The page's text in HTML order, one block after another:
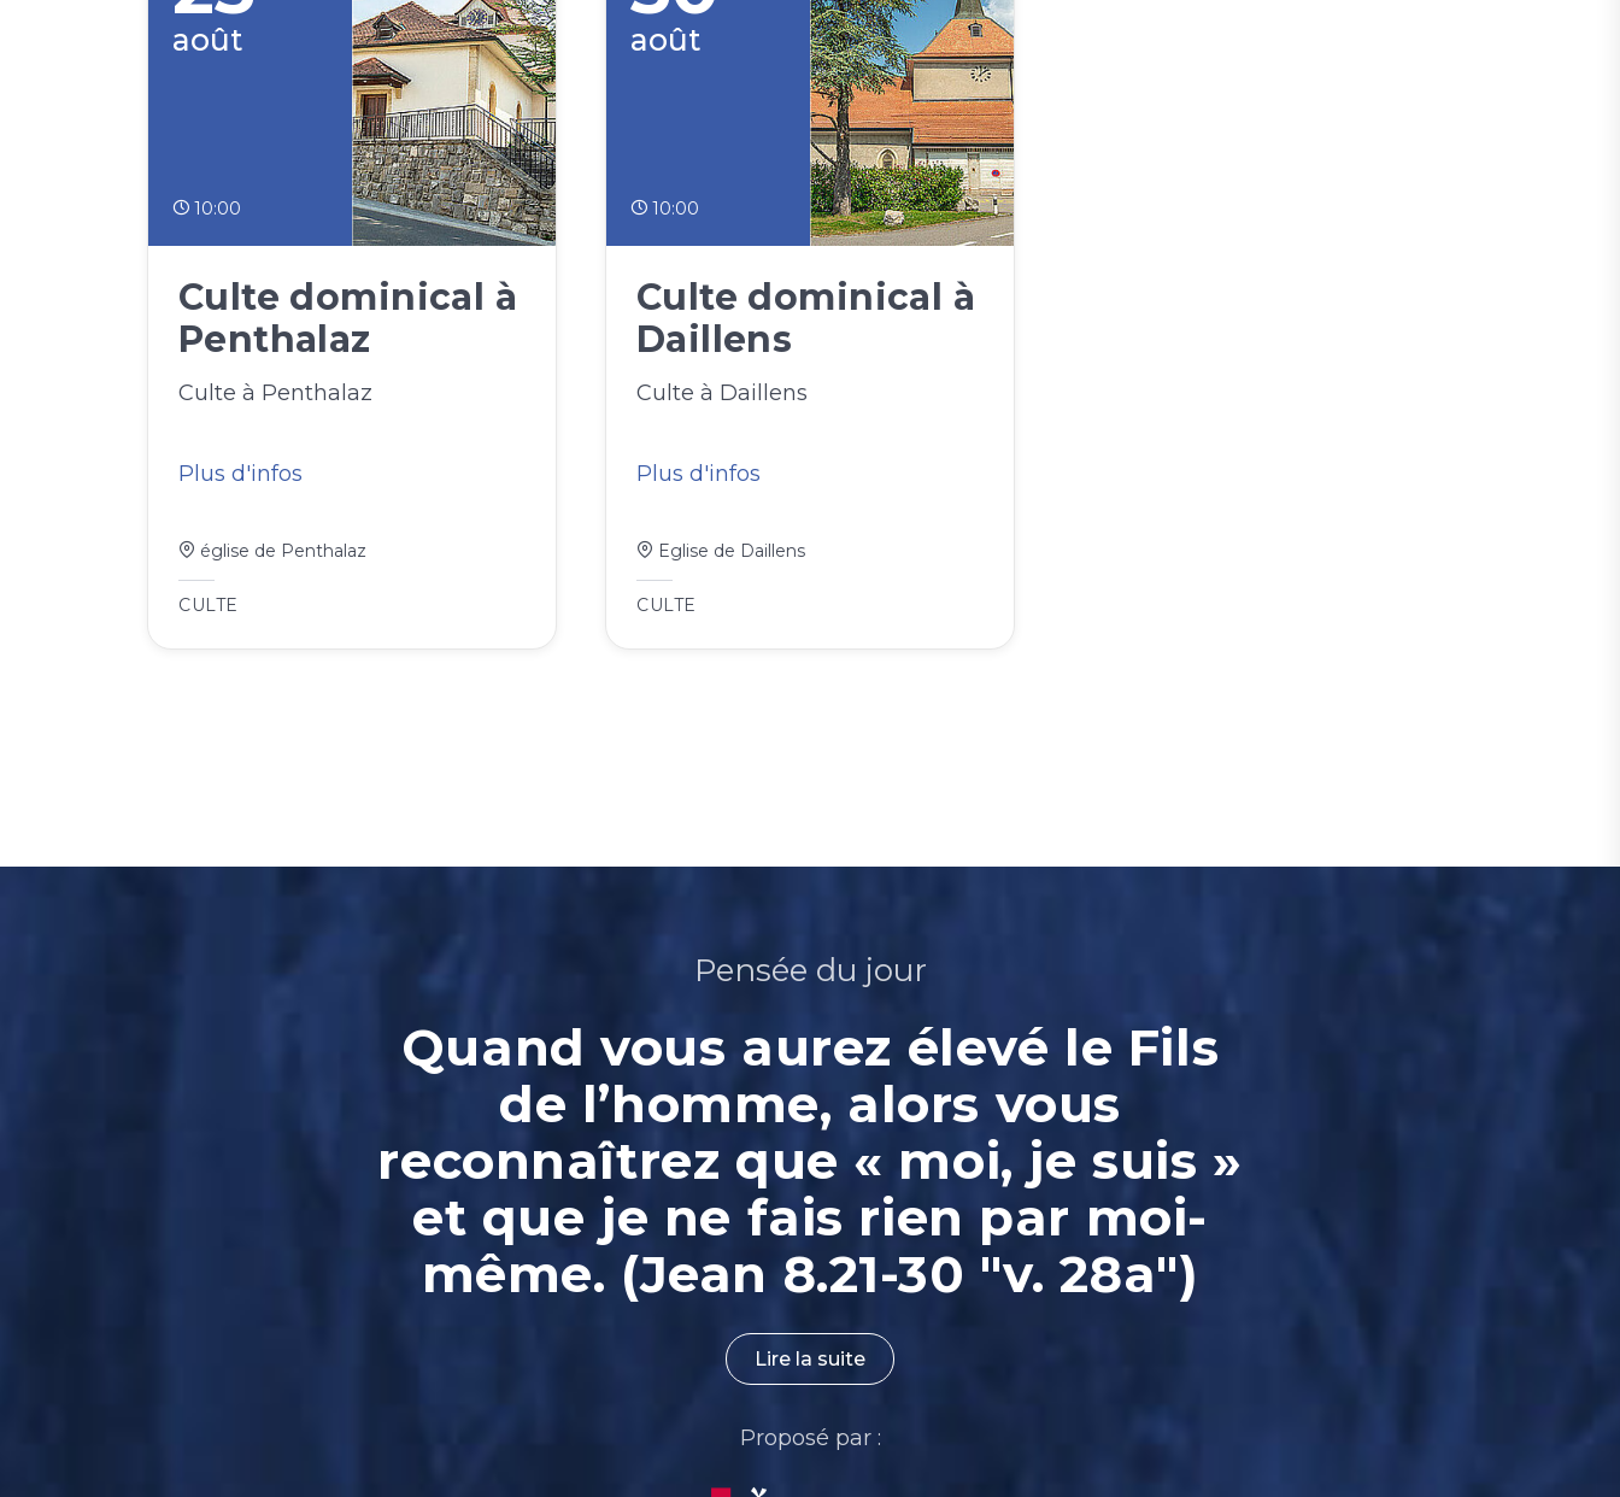
août
10:00
Culte dominical à
Penthalaz
Culte à Penthalaz
Plus d'infos
église de Penthalaz
CULTE
août
10:00
Culte dominical à
Daillens
Culte à Daillens
Plus d'infos
Eglise de Daillens
CULTE
Pensée du jour
Quand vous aurez élevé le Fils
de l’homme, alors vous
reconnaîtrez que « moi, je suis »
et que je ne fais rien par moi-
même. (Jean 8.21-30 "v. 28a")
Lire la suite
Proposé par :